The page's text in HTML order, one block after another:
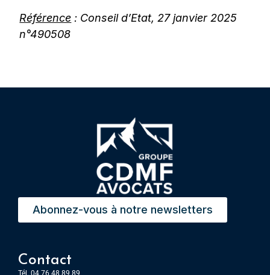
Référence : Conseil d’Etat, 27 janvier 2025
n°490508
Abonnez-vous à notre newsletters
Contact
Tél. 04 76 48 89 89